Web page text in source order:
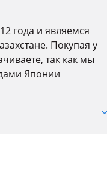
года и являемся
Покупая у
так как мы
Японии
Все моторы проходят